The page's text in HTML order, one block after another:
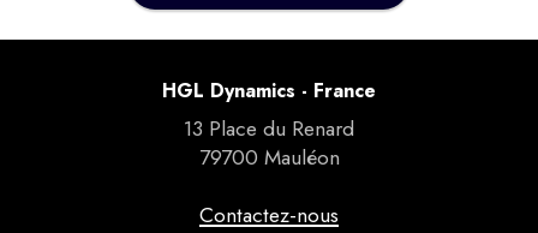
HGL Dynamics - France
13 Place du Renard
79700 Mauléon
Contactez-nous